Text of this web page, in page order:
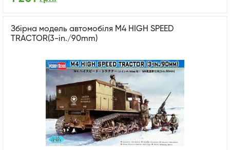
Збірна модель автомобіля M4 HIGH SPEED
TRACTOR(3-in./90mm)